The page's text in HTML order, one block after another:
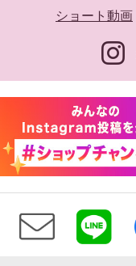
ショート動画